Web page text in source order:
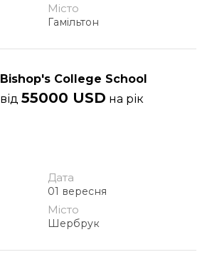
Місто
Гамільтон
Bishop's College School
від55000 USD на рік
Дата
01 вересня
Місто
Шербрук